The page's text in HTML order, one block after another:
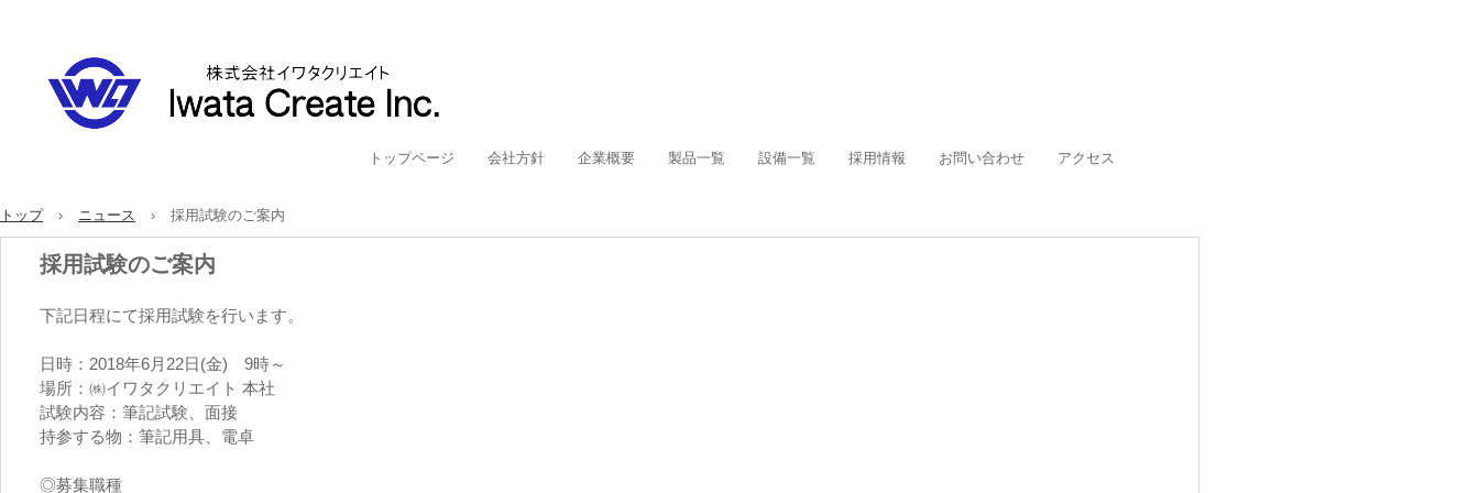
トップページ 会社方針 企業概要 製品一覧 設備一覧 採用情報 お問い合わせ アクセス
トップ › ニュース › 採用試験のご案内
採用試験のご案内
下記日程にて採用試験を行います。
日時：2018年6月22日(金) 9時～
場所：㈱イワタクリエイト 本社
試験内容：筆記試験、面接
持参する物：筆記用具、電卓
◎募集職種